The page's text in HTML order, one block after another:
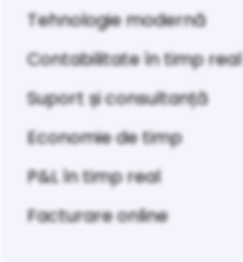
Tehnologie modernă
Contabilitate în timp real
Suport și consultanță
Economie de timp
P&L în timp real
Facturare online